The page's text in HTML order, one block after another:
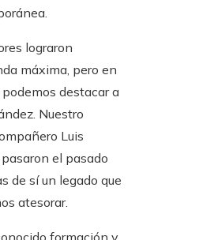
lograron
máxima, pero en
destacar a
Nuestro
Luis
el pasado
de sí un legado que
atesorar.